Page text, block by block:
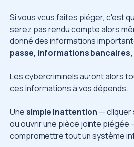
Si vous vous faites piéger, c'est
serez pas rendu compte alors
donné des informations
passe, informations
Les cybercriminels auront alors
ces informations à vos dépends.
Unesimple inattention — cliquer
ou ouvrir une pièce jointe piégée
compromettre tout un système